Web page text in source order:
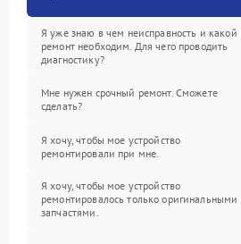
Я уже знаю в чем неисправность и какой
ремонт необходим. Для чего проводить
диагностику?
Мне нужен срочный ремонт. Сможете
сделать?
Я хочу, чтобы мое устройство
ремонтировали при мне.
Я хочу, чтобы мое устройство
ремонтировалось только оригинальными
запчастями.